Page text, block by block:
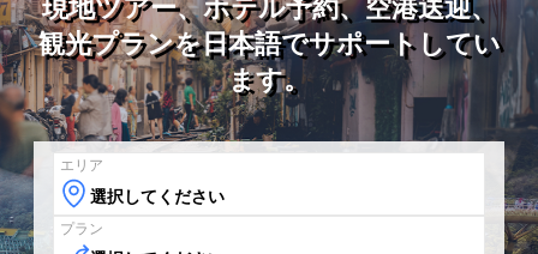
現地ツアー、ホテル予約、空港送迎、
観光プランを日本語でサポートしてい
ます。
エリア
プラン